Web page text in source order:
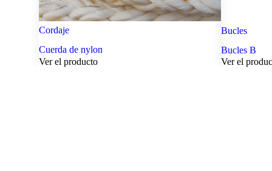
Cordaje
Cuerda de nylon
Ver el producto
Bucles
Bucles B
Ver el